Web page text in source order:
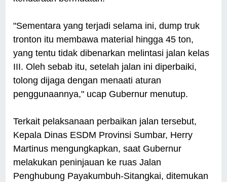
"Sementara yang terjadi selama ini, dump truk
tronton itu membawa material hingga 45 ton,
yang tentu tidak dibenarkan melintasi jalan kelas
III. Oleh sebab itu, setelah jalan ini diperbaiki,
tolong dijaga dengan menaati aturan
penggunaannya," ucap Gubernur menutup.
Terkait pelaksanaan perbaikan jalan tersebut,
Kepala Dinas ESDM Provinsi Sumbar, Herry
Martinus mengungkapkan, saat Gubernur
melakukan peninjauan ke ruas Jalan
Penghubung Payakumbuh-Sitangkai, ditemukan